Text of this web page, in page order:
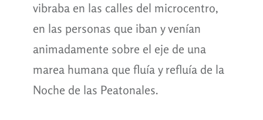
vibraba en las calles del microcentro,
en las personas que iban y venían
animadamente sobre el eje de una
marea humana que fluía y refluía de la
Noche de las Peatonales.